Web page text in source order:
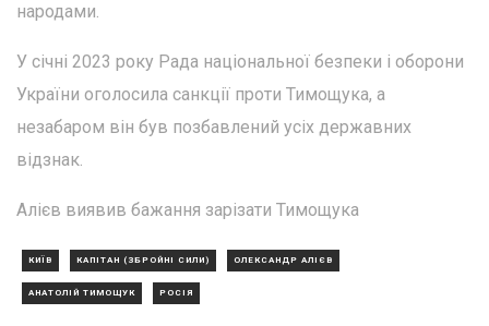
народами.
У січні 2023 року Рада національної безпеки і оборони
України оголосила санкції проти Тимощука, а
незабаром він був позбавлений усіх державних
відзнак.
Алієв виявив бажання зарізати Тимощука
КИЇВ КАПІТАН (ЗБРОЙНІ СИЛИ) ОЛЕКСАНДР АЛІЄВ
АНАТОЛІЙ ТИМОЩУК РОСІЯ